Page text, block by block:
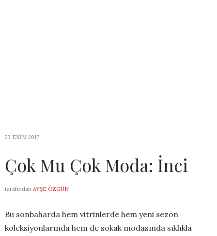
23 EKIM 2017
Çok Mu Çok Moda: İnci
tarafından AYŞE ÖZGÜN
Bu sonbaharda hem vitrinlerde hem yeni sezon
koleksiyonlarında hem de sokak modasında sıklıkla